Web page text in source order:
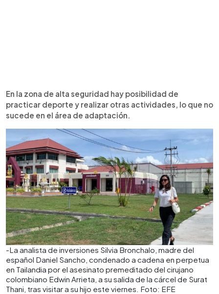
En la zona de alta seguridad hay posibilidad de
practicar deporte y realizar otras actividades, lo que no
sucede en el área de adaptación.
-La analista de inversiones Silvia Bronchalo, madre del
español Daniel Sancho, condenado a cadena en perpetua
en Tailandia por el asesinato premeditado del cirujano
colombiano Edwin Arrieta, a su salida de la cárcel de Surat
Thani, tras visitar a su hijo este viernes. Foto: EFE